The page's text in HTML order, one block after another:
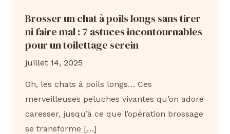
Brosser un chat à poils longs sans tirer
ni faire mal : 7 astuces incontournables
pour un toilettage serein
juillet 14, 2025
Oh, les chats à poils longs… Ces
merveilleuses peluches vivantes qu’on adore
caresser, jusqu’à ce que l’opération brossage
se transforme […]